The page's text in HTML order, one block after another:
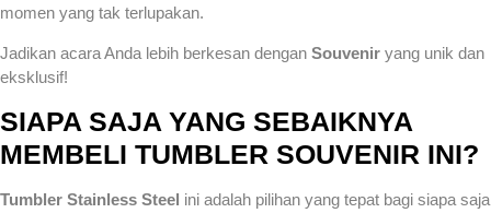
momen yang tak terlupakan.
Jadikan acara Anda lebih berkesan dengan Souvenir yang unik dan
eksklusif!
SIAPA SAJA YANG SEBAIKNYA
MEMBELI TUMBLER SOUVENIR INI?
Tumbler Stainless Steel ini adalah pilihan yang tepat bagi siapa saja